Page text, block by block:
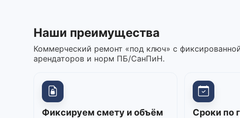
Наши преимущества
Коммерческий ремонт «под ключ» с
арендаторов и норм ПБ/СанПиН.
Фиксируем смету и объём Сроки по